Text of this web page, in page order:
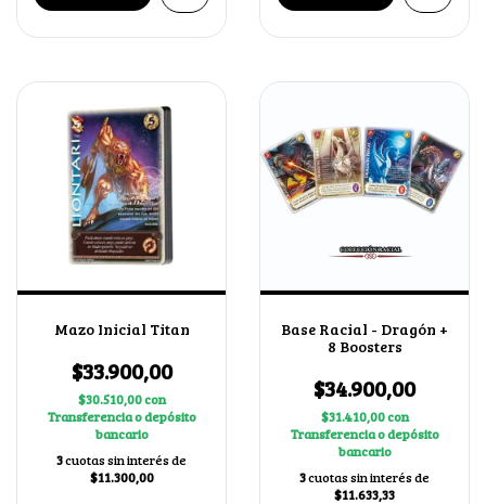
Mazo Inicial Titan
$33.900,00
$30.510,00con
Transferencia o depósito
bancario
3cuotas sin interés de
$11.300,00
Base Racial - Dragón +
8 Boosters
$34.900,00
$31.410,00con
Transferencia o depósito
bancario
3cuotas sin interés de
$11.633,33